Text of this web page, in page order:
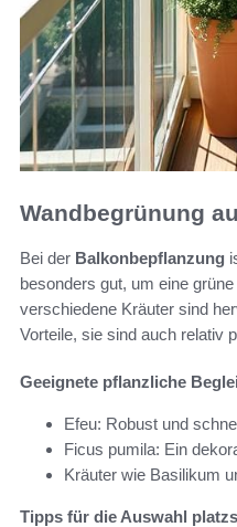
Wandbegrünung
Bei der Balkonbepflanzung
besonders gut, um eine
verschiedene Kräuter sind
Vorteile, sie sind auch relativ
Geeignete pflanzliche
Efeu: Robust und
Ficus pumila: Ein
Kräuter wie Basilikum
Tipps für die Auswahl